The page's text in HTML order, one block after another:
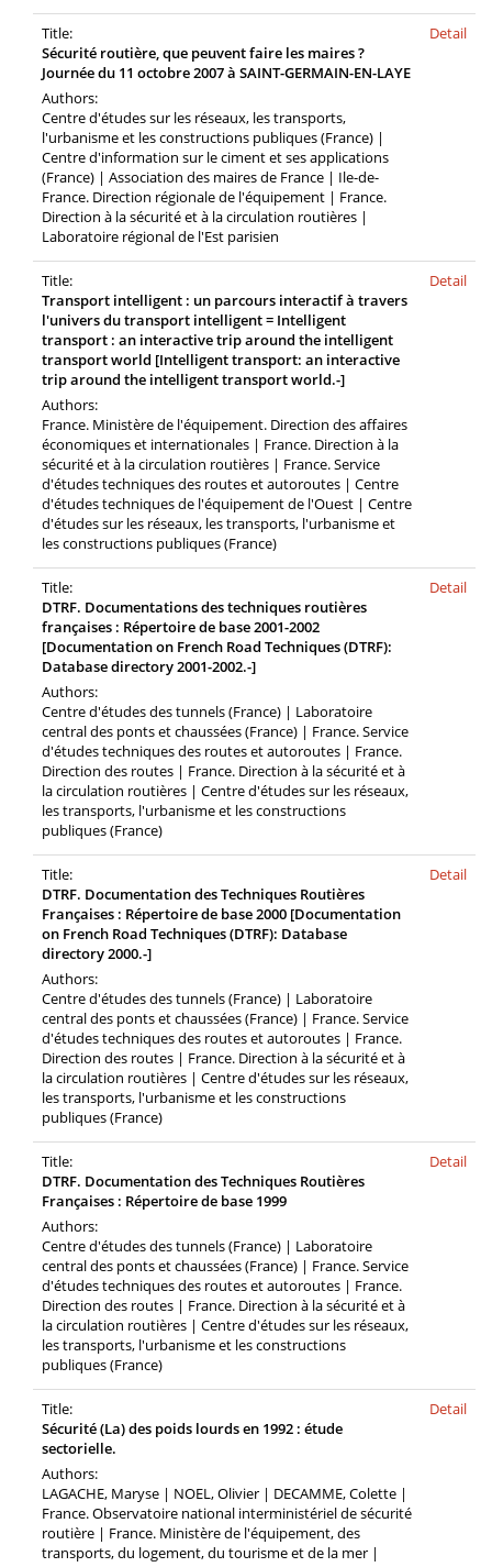
Title:
Sécurité routière, que peuvent faire les maires ?
Journée du 11 octobre 2007 à SAINT-GERMAIN-EN-LAYE
Authors:
Centre d'études sur les réseaux, les transports,
l'urbanisme et les constructions publiques (France) |
Centre d'information sur le ciment et ses applications
(France) | Association des maires de France | Ile-de-
France. Direction régionale de l'équipement | France.
Direction à la sécurité et à la circulation routières |
Laboratoire régional de l'Est parisien
Detail
Title:
Transport intelligent : un parcours interactif à travers
l'univers du transport intelligent = Intelligent
transport : an interactive trip around the intelligent
transport world [Intelligent transport: an interactive
trip around the intelligent transport world.-]
Authors:
France. Ministère de l'équipement. Direction des affaires
économiques et internationales | France. Direction à la
sécurité et à la circulation routières | France. Service
d'études techniques des routes et autoroutes | Centre
d'études techniques de l'équipement de l'Ouest | Centre
d'études sur les réseaux, les transports, l'urbanisme et
les constructions publiques (France)
Detail
Title:
DTRF. Documentations des techniques routières
françaises : Répertoire de base 2001-2002
[Documentation on French Road Techniques (DTRF):
Database directory 2001-2002.-]
Authors:
Centre d'études des tunnels (France) | Laboratoire
central des ponts et chaussées (France) | France. Service
d'études techniques des routes et autoroutes | France.
Direction des routes | France. Direction à la sécurité et à
la circulation routières | Centre d'études sur les réseaux,
les transports, l'urbanisme et les constructions
publiques (France)
Detail
Title:
DTRF. Documentation des Techniques Routières
Françaises : Répertoire de base 2000 [Documentation
on French Road Techniques (DTRF): Database
directory 2000.-]
Authors:
Centre d'études des tunnels (France) | Laboratoire
central des ponts et chaussées (France) | France. Service
d'études techniques des routes et autoroutes | France.
Direction des routes | France. Direction à la sécurité et à
la circulation routières | Centre d'études sur les réseaux,
les transports, l'urbanisme et les constructions
publiques (France)
Detail
Title:
DTRF. Documentation des Techniques Routières
Françaises : Répertoire de base 1999
Authors:
Centre d'études des tunnels (France) | Laboratoire
central des ponts et chaussées (France) | France. Service
d'études techniques des routes et autoroutes | France.
Direction des routes | France. Direction à la sécurité et à
la circulation routières | Centre d'études sur les réseaux,
les transports, l'urbanisme et les constructions
publiques (France)
Detail
Title:
Sécurité (La) des poids lourds en 1992 : étude
sectorielle.
Authors:
LAGACHE, Maryse | NOEL, Olivier | DECAMME, Colette |
France. Observatoire national interministériel de sécurité
routière | France. Ministère de l'équipement, des
transports, du logement, du tourisme et de la mer |
Detail